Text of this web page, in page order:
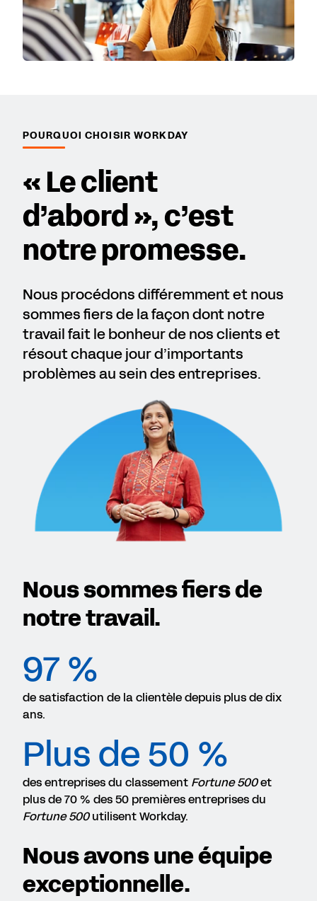
POURQUOI CHOISIR WORKDAY
« Le client
d’abord », c’est
notre promesse.
Nous procédons différemment et nous
sommes fiers de la façon dont notre
travail fait le bonheur de nos clients et
résout chaque jour d’importants
problèmes au sein des entreprises.
Nous sommes fiers de
notre travail.
97 %
de satisfaction de la clientèle depuis plus de dix
ans.
Plus de 50 %
des entreprises du classement Fortune 500et
plus de 70 % des 50 premières entreprises du
Fortune 500utilisent Workday.
Nous avons une équipe
exceptionnelle.